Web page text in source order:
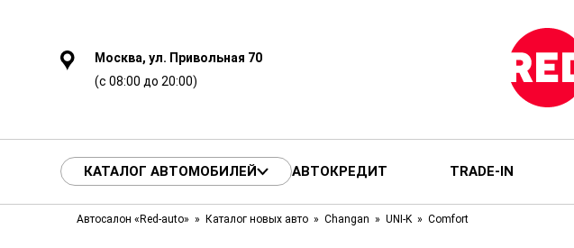
Москва, ул. Привольная 70
(с 08:00 до 20:00)
КАТАЛОГ АВТОМОБИЛЕЙ АВТОКРЕДИТ TRADE-IN
Автосалон «Red-auto» Каталог новых авто Changan UNI-K Comfort